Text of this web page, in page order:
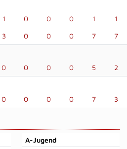
1 0 0 0 1 1
3 0 0 0 7 7
0 0 0 0 5 2
0 0 0 0 7 3
A-Jugend